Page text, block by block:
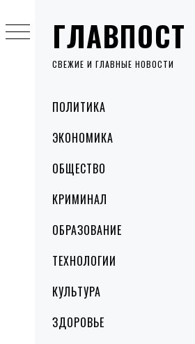
ГЛАВПОСТ
СВЕЖИЕ И ГЛАВНЫЕ НОВОСТИ
MenuПОЛИТИКА
ЭКОНОМИКА
ОБЩЕСТВО
КРИМИНАЛ
ОБРАЗОВАНИЕ
ТЕХНОЛОГИИ
КУЛЬТУРА
ЗДОРОВЬЕ
to
content